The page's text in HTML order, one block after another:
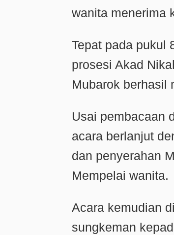
wanita menerima
Tepat pada pukul
prosesi Akad
Mubarok berhasil
Usai pembacaan
acara berlanjut
dan penyerahan
Mempelai wanita.
Acara kemudian
sungkeman